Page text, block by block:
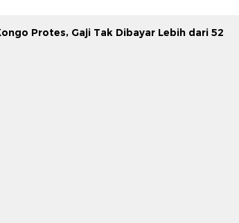
Protes, Gaji Tak Dibayar Lebih dari 52